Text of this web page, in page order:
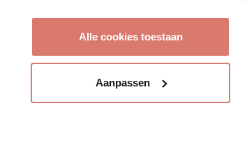
Alle cookies toestaan
Aanpassen